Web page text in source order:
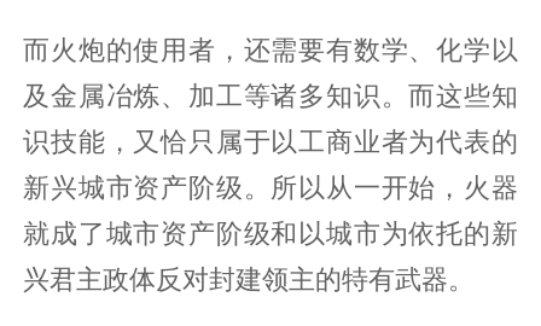
而火炮的使用者，还需要有数学、化学以
及金属冶炼、加工等诸多知识。而这些知
识技能，又恰只属于以工商业者为代表的
新兴城市资产阶级。所以从一开始，火器
就成了城市资产阶级和以城市为依托的新
兴君主政体反对封建领主的特有武器。